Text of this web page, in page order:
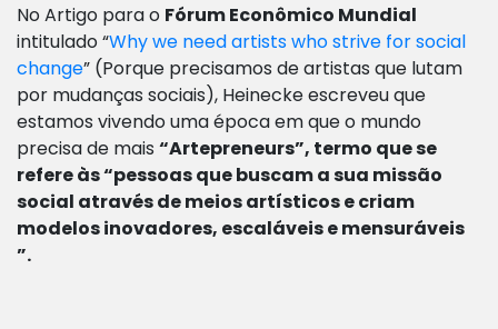
No Artigo para o Fórum Econômico Mundial
intitulado “Why we need artists who strive for social
change” (Porque precisamos de artistas que lutam
por mudanças sociais), Heinecke escreveu que
estamos vivendo uma época em que o mundo
precisa de mais “Artepreneurs”, termo que se
refere às “pessoas que buscam a sua missão
social através de meios artísticos e criam
modelos inovadores, escaláveis e mensuráveis
”.